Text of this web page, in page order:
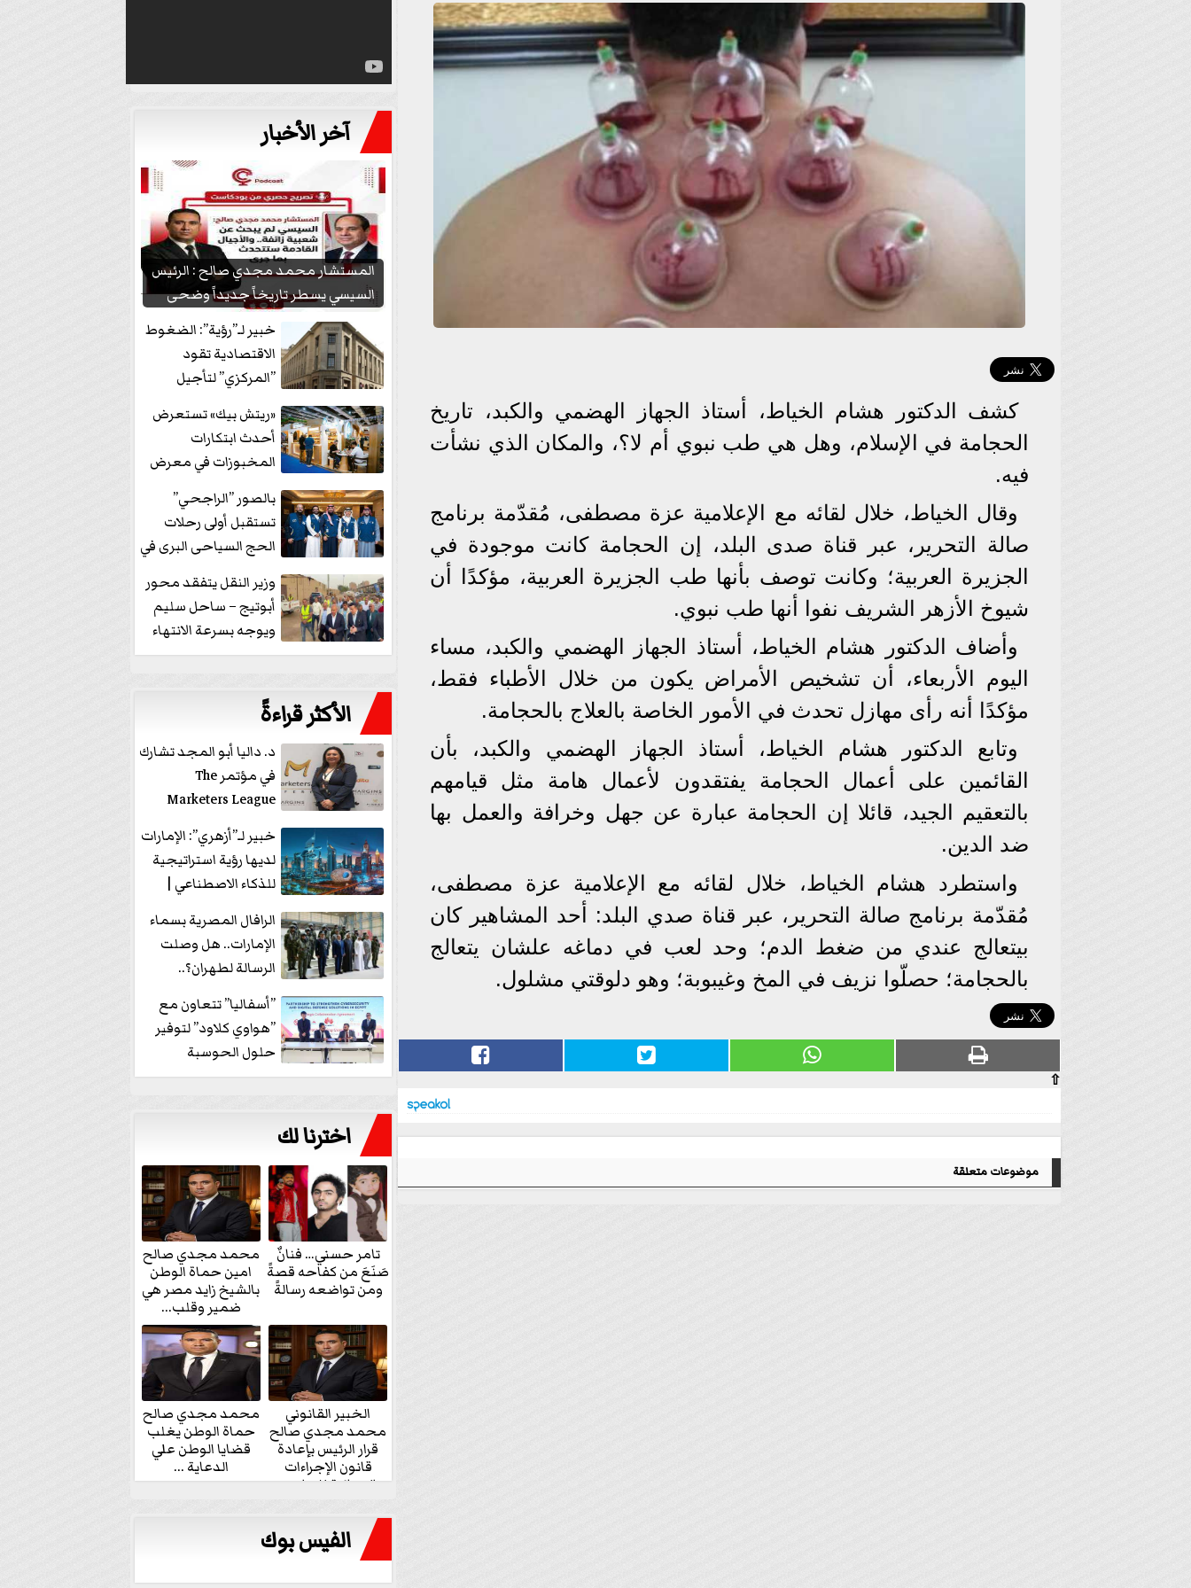
كشف الدكتور هشام الخياط، أستاذ الجهاز الهضمي والكبد، تاريخ
الحجامة في الإسلام، وهل هي طب نبوي أم لا؟، والمكان الذي نشأت
فيه.
وقال الخياط، خلال لقائه مع الإعلامية عزة مصطفى، مُقدّمة برنامج
صالة التحرير، عبر قناة صدى البلد، إن الحجامة كانت موجودة في
الجزيرة العربية؛ وكانت توصف بأنها طب الجزيرة العربية، مؤكدًا أن
شيوخ الأزهر الشريف نفوا أنها طب نبوي.
وأضاف الدكتور هشام الخياط، أستاذ الجهاز الهضمي والكبد، مساء
اليوم الأربعاء، أن تشخيص الأمراض يكون من خلال الأطباء فقط،
مؤكدًا أنه رأى مهازل تحدث في الأمور الخاصة بالعلاج بالحجامة.
وتابع الدكتور هشام الخياط، أستاذ الجهاز الهضمي والكبد، بأن
القائمين على أعمال الحجامة يفتقدون لأعمال هامة مثل قيامهم
بالتعقيم الجيد، قائلا إن الحجامة عبارة عن جهل وخرافة والعمل بها
ضد الدين.
واستطرد هشام الخياط، خلال لقائه مع الإعلامية عزة مصطفى،
مُقدّمة برنامج صالة التحرير، عبر قناة صدي البلد: أحد المشاهير كان
بيتعالج عندي من ضغط الدم؛ وحد لعب في دماغه علشان يتعالج
بالحجامة؛ حصلّوا نزيف في المخ وغيبوبة؛ وهو دلوقتي مشلول.
⇧
موضوعات متعلقة
آخر الأخبار
المستشار محمد مجدي صالح : الرئيس
السيسي يسطر تاريخاً جديداً وضحى
بشعبيته...
خبير لـ”رؤية”: الضغوط
الاقتصادية تقود
”المركزي” لتأجيل
«ريتش بيك» تستعرض
أحدث ابتكارات
المخبوزات في معرض
منتجات...
بالصور ”الراجحي”
تستقبل أولى رحلات
الحج السياحى البرى في
وزير النقل يتفقد محور
أبوتيج – ساحل سليم
ويوجه بسرعة الانتهاء
من...
الأكثر قراءةً
د. داليا أبو المجد تشارك
في مؤتمر The
Marketers League
وتدير جلسة...
خبير لـ”أزهري”: الإمارات
لديها رؤية استراتيجية
للذكاء الاصطناعي |
الرافال المصرية بسماء
الإمارات.. هل وصلت
الرسالة لطهران؟..
”ماعت جروب” تُجيب؟
|...
”أسفاليا” تتعاون مع
”هواوي كلاود” لتوفير
حلول الحوسبة
السحابية والأمن
اخترنا لك
تامر حسني… فنانٌ
صَنَعَ من كفاحه قصةً
ومن تواضعه رسالةً
محمد مجدي صالح
امين حماة الوطن
بالشيخ زايد مصر هي
ضمير وقلب...
الخبير القانوني
محمد مجدي صالح
قرار الرئيس بإعادة
قانون الإجراءات
الجنائية للنواب...
محمد مجدي صالح
حماة الوطن يغلب
قضايا الوطن علي
الدعاية ...
الفيس بوك